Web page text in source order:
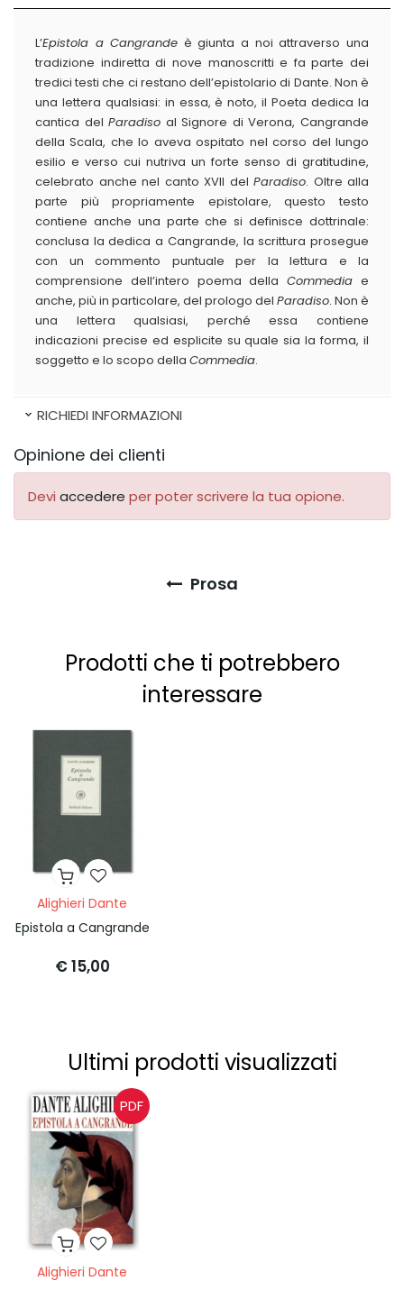
L’Epistola a Cangrande è giunta a noi attraverso una
tradizione indiretta di nove manoscritti e fa parte dei
tredici testi che ci restano dell’epistolario di Dante. Non è
una lettera qualsiasi: in essa, è noto, il Poeta dedica la
cantica del Paradiso al Signore di Verona, Cangrande
della Scala, che lo aveva ospitato nel corso del lungo
esilio e verso cui nutriva un forte senso di gratitudine,
celebrato anche nel canto XVII del Paradiso. Oltre alla
parte più propriamente epistolare, questo testo
contiene anche una parte che si definisce dottrinale:
conclusa la dedica a Cangrande, la scrittura prosegue
con un commento puntuale per la lettura e la
comprensione dell’intero poema della Commedia e
anche, più in particolare, del prologo del Paradiso. Non è
una lettera qualsiasi, perché essa contiene
indicazioni precise ed esplicite su quale sia la forma, il
soggetto e lo scopo della Commedia.
RICHIEDI INFORMAZIONI
Opinione dei clienti
Devi accedere per poter scrivere la tua opione.
Prosa
Prodotti che ti potrebbero
interessare
Alighieri Dante
Epistola a Cangrande
€ 15,00
Ultimi prodotti visualizzati
PDF
Alighieri Dante